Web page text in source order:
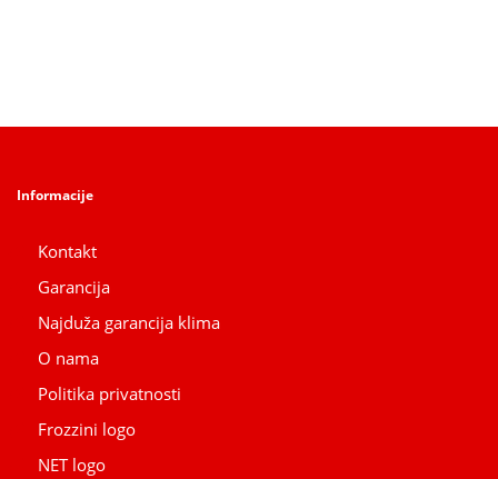
Informacije
Kontakt
Garancija
Najduža garancija klima
O nama
Politika privatnosti
Frozzini logo
NET logo